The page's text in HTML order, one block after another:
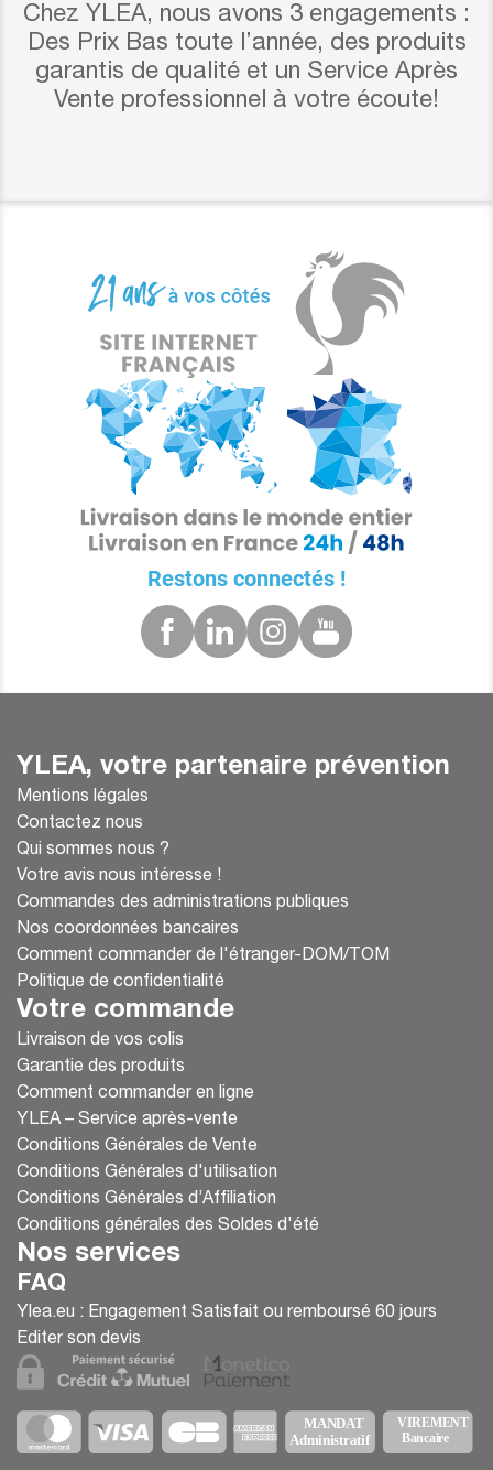
Chez YLEA, nous avons 3 engagements :
Des Prix Bas toute l’année, des produits
garantis de qualité et un Service Après
Vente professionnel à votre écoute!
Restons connectés !
YLEA, votre partenaire prévention
Mentions légales
Contactez nous
Qui sommes nous ?
Votre avis nous intéresse !
Commandes des administrations publiques
Nos coordonnées bancaires
Comment commander de l'étranger-DOM/TOM
Politique de confidentialité
Votre commande
Livraison de vos colis
Garantie des produits
Comment commander en ligne
YLEA – Service après-vente
Conditions Générales de Vente
Conditions Générales d'utilisation
Conditions Générales d’Affiliation
Conditions générales des Soldes d'été
Nos services
FAQ
Ylea.eu : Engagement Satisfait ou remboursé 60 jours
Editer son devis